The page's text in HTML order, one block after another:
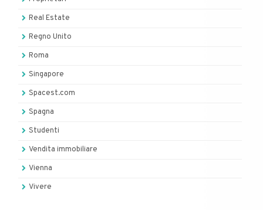
Real Estate
Regno Unito
Roma
Singapore
Spacest.com
Spagna
Studenti
Vendita immobiliare
Vienna
Vivere